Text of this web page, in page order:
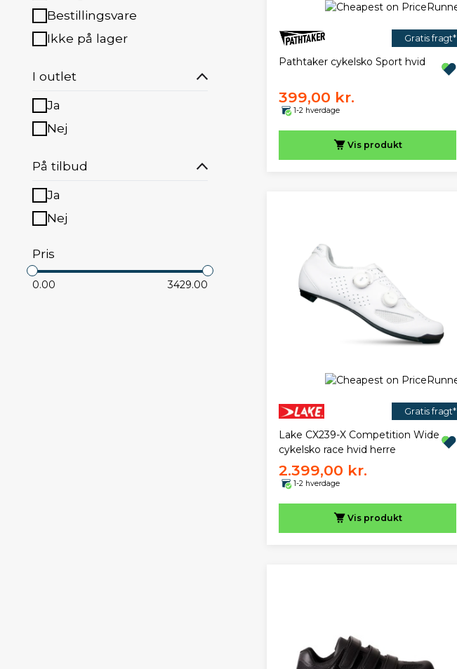
Bestillingsvare
Ikke på lager
I outlet
Ja
Nej
På tilbud
Ja
Nej
Pris
0.00 3429.00
Gratis fragt*
Pathtaker cykelsko Sport hvid
399,00 kr.
1-2 hverdage
Vis produkt
Gratis fragt*
Lake CX239-X Competition Wide
cykelsko race hvid herre
2.399,00 kr.
1-2 hverdage
Vis produkt